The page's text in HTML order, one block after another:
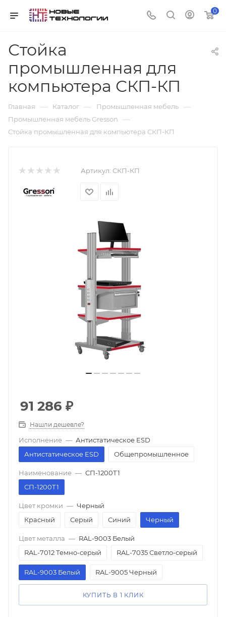
0
Стойка
промышленная для
компьютера СКП-КП
Главная — Каталог — Промышленная мебель —
Промышленная мебель Gresson —
Стойка промышленная для компьютера СКП-КП
Артикул: СКП-КП
91 286 ₽
Нашли дешевле?
Исполнение — Антистатическое ESD
Антистатическое ESD
Общепромышленное
Наименование — СП-1200Т1
СП-1200Т1
Цвет кромки — Черный
Красный
Серый Синий Черный
Цвет металла — RAL-9003 Белый
RAL-7012 Темно-серый
RAL-7035 Светло-серый
RAL-9003 Белый RAL-9005 Черный
КУПИТЬ В 1 КЛИК